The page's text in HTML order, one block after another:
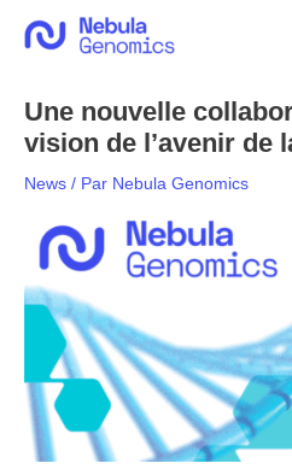
Une nouvelle
vision de l’avenir de
News / Par Nebula Genomics